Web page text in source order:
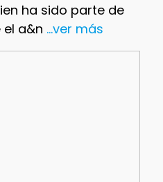
ha sido parte de
el a&n ...ver más